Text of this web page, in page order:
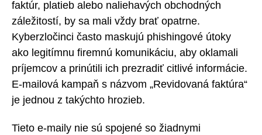
faktúr, platieb alebo naliehavých obchodných
záležitostí, by sa mali vždy brať opatrne.
Kyberzločinci často maskujú phishingové útoky
ako legitímnu firemnú komunikáciu, aby oklamali
príjemcov a prinútili ich prezradiť citlivé informácie.
E-mailová kampaň s názvom „Revidovaná faktúra“
je jednou z takýchto hrozieb.
Tieto e-maily nie sú spojené so žiadnymi